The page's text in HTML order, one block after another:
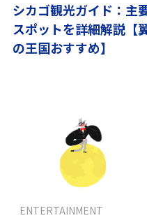
シカゴ観光ガイド：主
スポットを詳細解説【
の王国おすすめ】
ENTERTAINMENT